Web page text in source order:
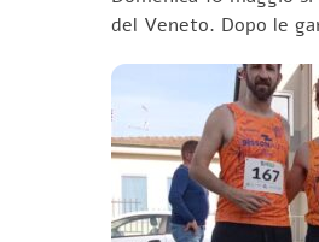
del Veneto. Dopo le